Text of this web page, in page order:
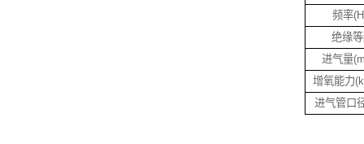
频率
绝缘
进气量
增氧能力
进气管口